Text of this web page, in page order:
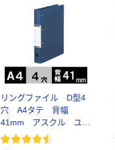
リングファイル D型4
穴 A4タテ 背幅
41mm アスクル ユー
ロスタイル